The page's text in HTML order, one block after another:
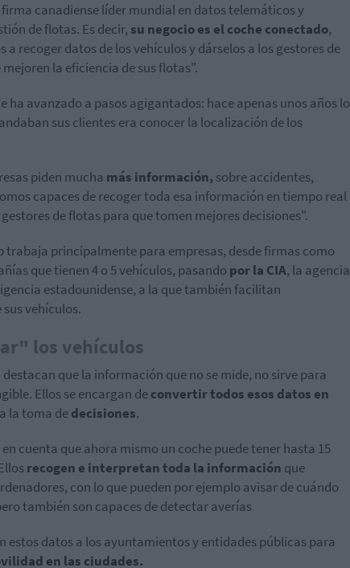
firma canadiense líder mundial en datos telemáticos y
de flotas. Es decir, su negocio es el coche conectado,
a recoger datos de los vehículos y dárselos a los gestores de
la eficiencia de sus flotas".
ha avanzado a pasos agigantados: hace apenas unos años lo
sus clientes era conocer la localización de los
piden mucha más información, sobre accidentes,
capaces de recoger toda esa información en tiempo real
de flotas para que tomen mejores decisiones".
trabaja principalmente para empresas, desde firmas como
que tienen 4 o 5 vehículos, pasando por la CIA, la agencia
estadounidense, a la que también facilitan
vehículos.
los vehículos
destacan que la información que no se mide, no sirve para
Ellos se encargan deconvertir todos esos datos en
la toma dedecisiones.
cuenta que ahora mismo un coche puede tener hasta 15
recogen e interpretan toda la información que
con lo que pueden por ejemplo avisar de cuándo
también son capaces de detectar averías
estos datos a los ayuntamientos y entidades públicas para
en las ciudades.